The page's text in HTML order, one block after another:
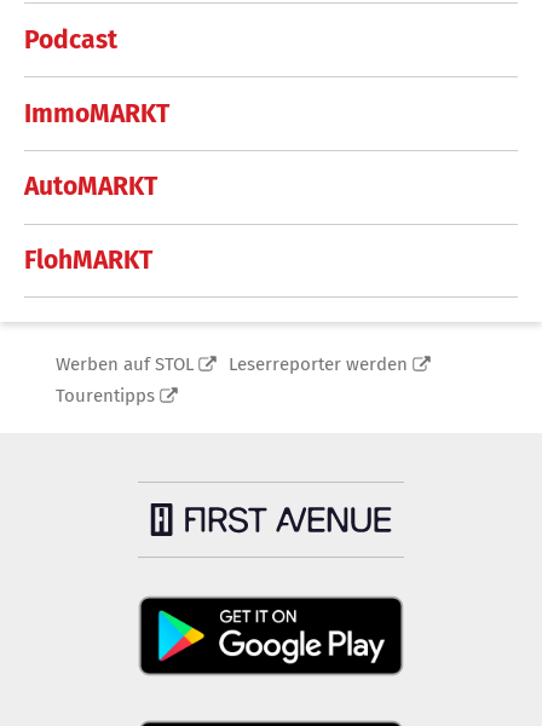
Podcast
ImmoMARKT
AutoMARKT
FlohMARKT
Werben auf STOL
Leserreporter werden
Tourentipps